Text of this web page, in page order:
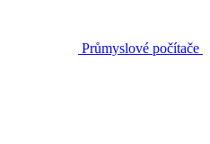
Průmyslové počítače